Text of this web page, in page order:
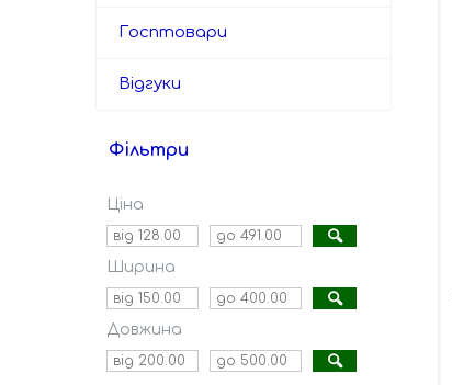
Госптовари
Відгуки
Фільтри
Ціна
Ширина
Довжина